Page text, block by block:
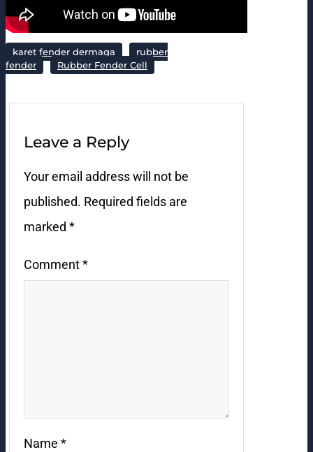
karet fender dermaga
rubber
fender
Rubber Fender Cell
Leave a Reply
Your email address will not be
published. Required fields are
marked *
Comment*
Name *